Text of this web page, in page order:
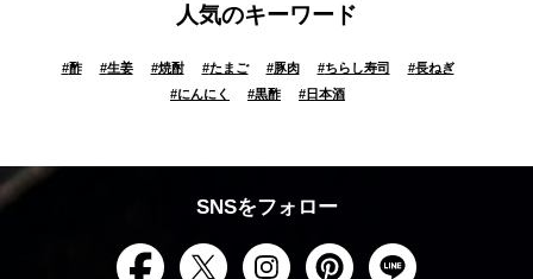
人気のキーワード
#酢 #生姜 #焼酎 #たまご #豚肉 #ちらし寿司 #長ねぎ
#にんにく #黒酢 # 日本酒
SNSをフォロー